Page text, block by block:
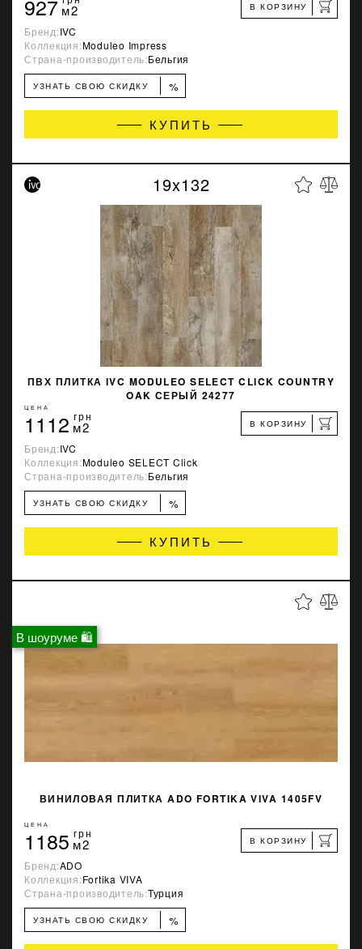
927 м2 В КОРЗИНУ
Бренд:IVC
Коллекция:Moduleo Impress
Страна-производитель:Бельгия
УЗНАТЬ СВОЮ СКИДКУ %
КУПИТЬ
19x132
ПВХ ПЛИТКА IVC MODULEO SELECT CLICK COUNTRY
OAK СЕРЫЙ 24277
ЦЕНА
1112 грн
м2 В КОРЗИНУ
Бренд:IVC
Коллекция:Moduleo SELECT Click
Страна-производитель:Бельгия
УЗНАТЬ СВОЮ СКИДКУ %
КУПИТЬ
В шоуруме 🛍
ВИНИЛОВАЯ ПЛИТКА ADO FORTIKA VIVA 1405FV
ЦЕНА
1185 грн
м2 В КОРЗИНУ
Бренд:ADO
Коллекция:Fortika VIVA
Страна-производитель:Турция
УЗНАТЬ СВОЮ СКИДКУ %